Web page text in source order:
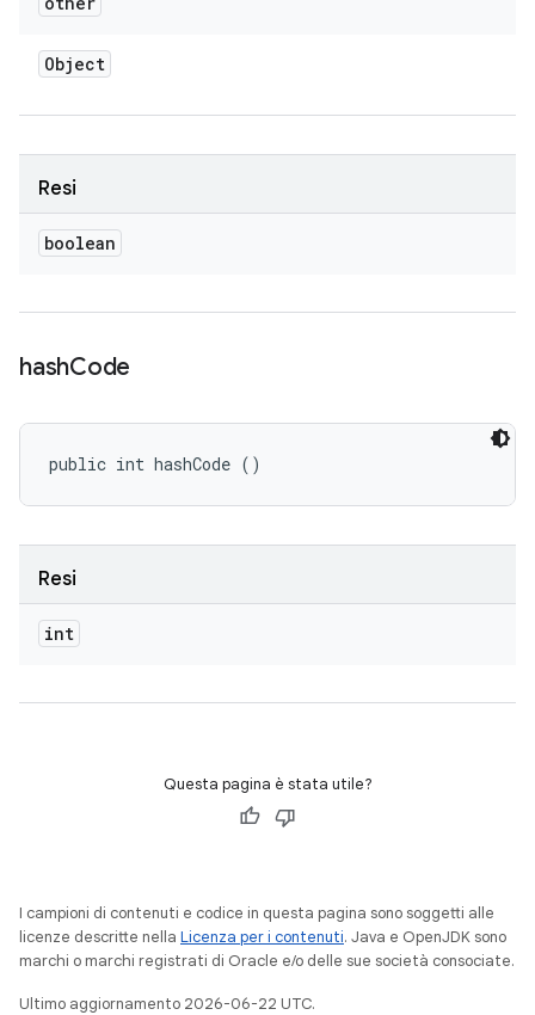
Object
Resi
boolean
hashCode
public int hashCode ()
Resi
int
Questa pagina è stata utile?
I campioni di contenuti e codice in questa pagina sono soggetti alle
licenze descritte nella Licenza per i contenuti. Java e OpenJDK sono
marchi o marchi registrati di Oracle e/o delle sue società consociate.
Ultimo aggiornamento 2026-06-22 UTC.